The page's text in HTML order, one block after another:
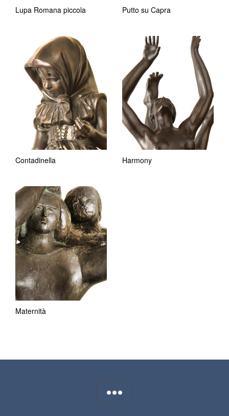
Lupa Romana piccola Putto su Capra
Contadinella Harmony
Maternità